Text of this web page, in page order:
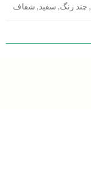
, چند رنگ, سفید, شفاف